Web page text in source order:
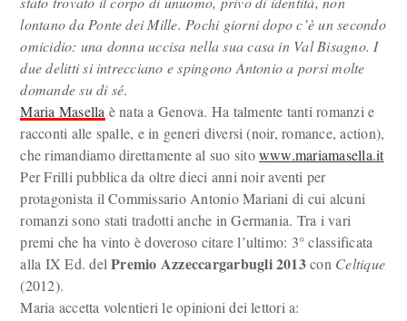
lontano da Ponte dei Mille. Pochi giorni dopo c’è un secondo
omicidio: una donna uccisa nella sua casa in Val Bisagno. I
due delitti si intrecciano e spingono Antonio a porsi molte
domande su di sé.
Maria Masella è nata a Genova. Ha talmente tanti romanzi e
racconti alle spalle, e in generi diversi (noir, romance, action),
che rimandiamo direttamente al suo sitowww.mariamasella.it
Per Frilli pubblica da oltre dieci anni noir aventi per
protagonista il Commissario Antonio Mariani di cui alcuni
romanzi sono stati tradotti anche in Germania. Tra i vari
premi che ha vinto è doveroso citare l’ultimo: 3° classificata
alla IX Ed. delPremio Azzeccargarbugli 2013con Celtique
(2012).
Maria accetta volentieri le opinioni dei lettori a: